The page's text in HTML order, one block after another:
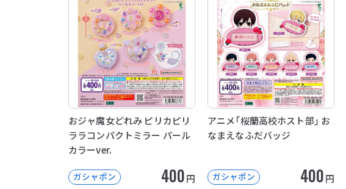
おジャ魔女どれみ ピリカピリ
ララコンパクトミラー パール
カラーver.
ガシャポン 400円
アニメ「桜蘭高校ホスト部」 お
なまえなふだバッジ
ガシャポン 400円